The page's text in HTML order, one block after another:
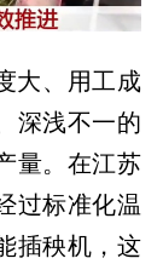
大、用工成
深浅不一的
量。在江苏
过标准化温
插秧机，这